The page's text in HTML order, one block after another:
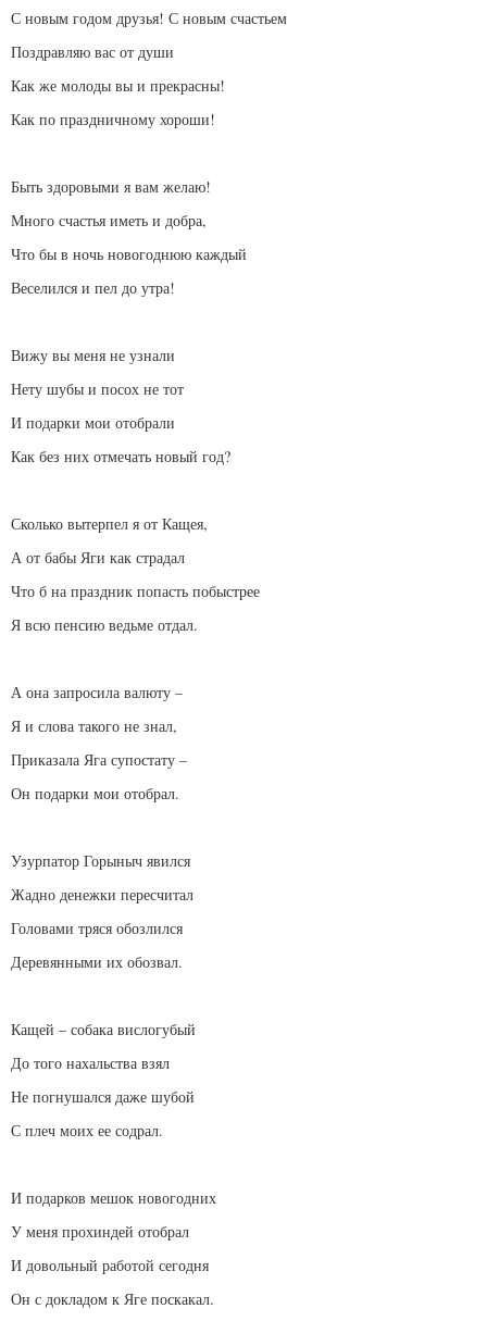
С новым годом друзья! С новым счастьем
Поздравляю вас от души
Как же молоды вы и прекрасны!
Как по праздничному хороши!
Быть здоровыми я вам желаю!
Много счастья иметь и добра,
Что бы в ночь новогоднюю каждый
Веселился и пел до утра!
Вижу вы меня не узнали
Нету шубы и посох не тот
И подарки мои отобрали
Как без них отмечать новый год?
Сколько вытерпел я от Кащея,
А от бабы Яги как страдал
Что б на праздник попасть побыстрее
Я всю пенсию ведьме отдал.
А она запросила валюту –
Я и слова такого не знал,
Приказала Яга супостату –
Он подарки мои отобрал.
Узурпатор Горыныч явился
Жадно денежки пересчитал
Головами тряся обозлился
Деревянными их обозвал.
Кащей – собака вислогубый
До того нахальства взял
Не погнушался даже шубой
С плеч моих ее содрал.
И подарков мешок новогодних
У меня прохиндей отобрал
И довольный работой сегодня
Он с докладом к Яге поскакал.